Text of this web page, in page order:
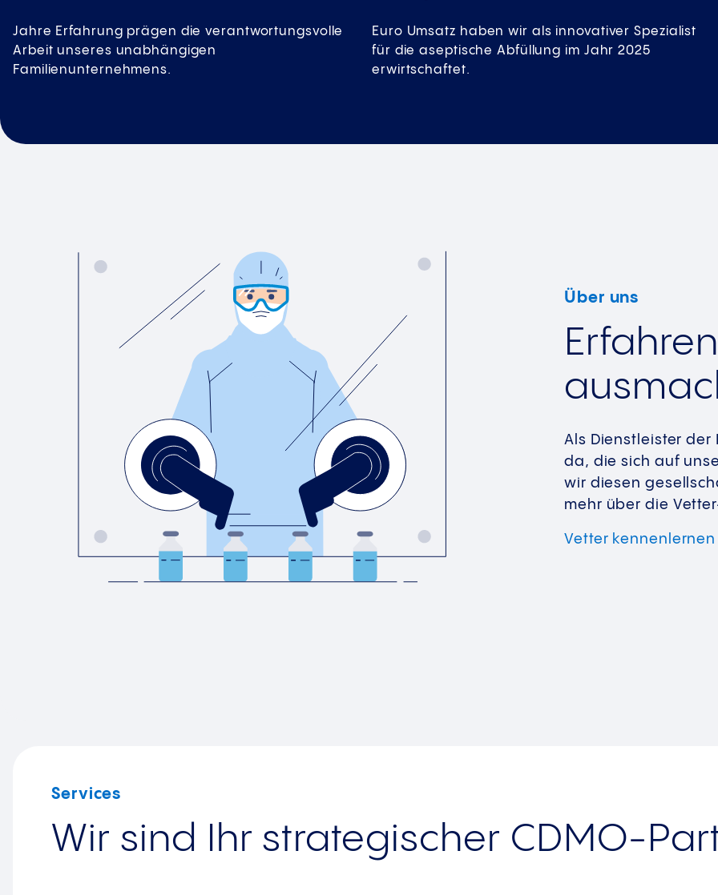
Jahre Erfahrung prägen die verantwortungsvolle
Arbeit unseres unabhängigen
Familienunternehmens.
Euro Umsatz haben wir als innovativer Spezialist
für die aseptische Abfüllung im Jahr 2025
erwirtschaftet.
Über uns
Als Dienstleister
da, die sich auf
wir diesen
mehr über die
Vetter kennenlernen
Services
Wir sind Ihr strategischer­ CDMO-